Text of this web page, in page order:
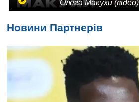
Олега Макухи (відео)